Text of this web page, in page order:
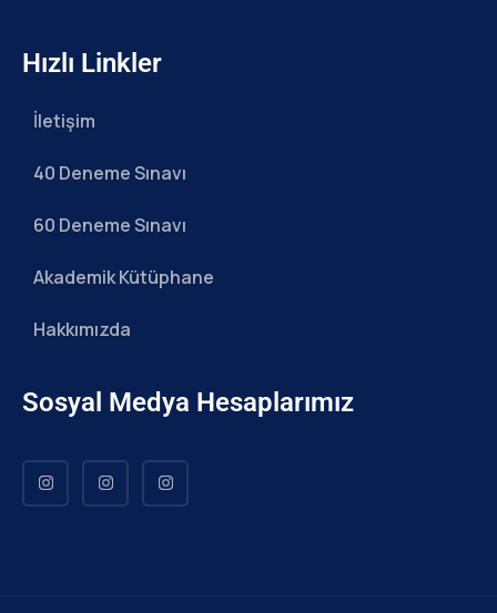
Hızlı Linkler
İletişim
40 Deneme Sınavı
60 Deneme Sınavı
Akademik Kütüphane
Hakkımızda
Sosyal Medya Hesaplarımız